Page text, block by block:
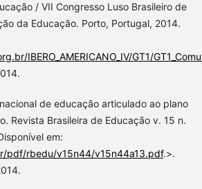
/ VII Congresso Luso Brasileiro de
da Educação. Porto, Portugal, 2014.
IBERO_AMERICANO_IV/GT1/
de educação articulado ao plano
Revista Brasileira de Educação v. 15 n.
em:
pdf/rbedu/v15n44/v15n44a13.pdf.>.